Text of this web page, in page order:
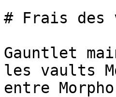
# Frais des
Gauntlet
les vaults
entre